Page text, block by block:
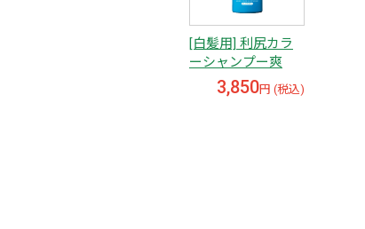
[白髪用] 利尻カラ
ーシャンプー爽
3,850円 (税込)